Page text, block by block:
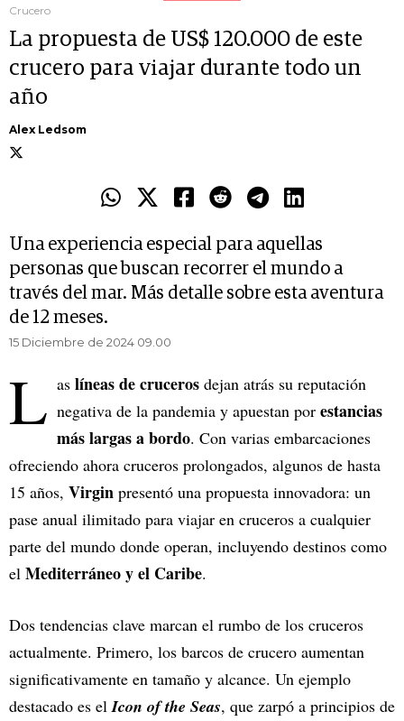
Crucero
La propuesta de US$ 120.000 de este
crucero para viajar durante todo un
año
Alex Ledsom
Una experiencia especial para aquellas
personas que buscan recorrer el mundo a
través del mar. Más detalle sobre esta aventura
de 12 meses.
15 Diciembre de 2024 09.00
L as líneas de cruceros dejan atrás su reputación
negativa de la pandemia y apuestan por estancias
más largas a bordo. Con varias embarcaciones
ofreciendo ahora cruceros prolongados, algunos de hasta
15 años, Virgin presentó una propuesta innovadora: un
pase anual ilimitado para viajar en cruceros a cualquier
parte del mundo donde operan, incluyendo destinos como
el Mediterráneo y el Caribe.
Dos tendencias clave marcan el rumbo de los cruceros
actualmente. Primero, los barcos de crucero aumentan
significativamente en tamaño y alcance. Un ejemplo
destacado es elIcon of the Seas, que zarpó a principios de